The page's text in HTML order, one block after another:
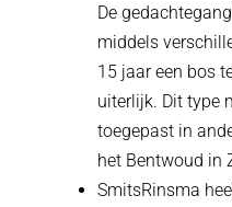
De
middels
15 jaar een bos
uiterlijk. Dit type
toegepast in
het Bentwoud in
SmitsRinsma